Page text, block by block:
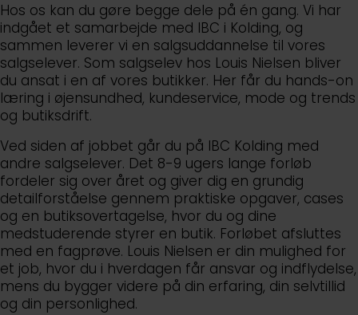
Hos os kan du gøre begge dele på én gang. Vi har
indgået et samarbejde med IBC i Kolding, og
sammen leverer vi en salgsuddannelse til vores
salgselever. Som salgselev hos Louis Nielsen bliver
du ansat i en af vores butikker. Her får du hands-on
læring i øjensundhed, kundeservice, mode og trends
og butiksdrift.
Ved siden af jobbet går du på IBC Kolding med
andre salgselever. Det 8-9 ugers lange forløb
fordeler sig over året og giver dig en grundig
detailforståelse gennem praktiske opgaver, cases
og en butiksovertagelse, hvor du og dine
medstuderende styrer en butik. Forløbet afsluttes
med en fagprøve. Louis Nielsen er din mulighed for
et job, hvor du i hverdagen får ansvar og indflydelse,
mens du bygger videre på din erfaring, din selvtillid
og din personlighed.